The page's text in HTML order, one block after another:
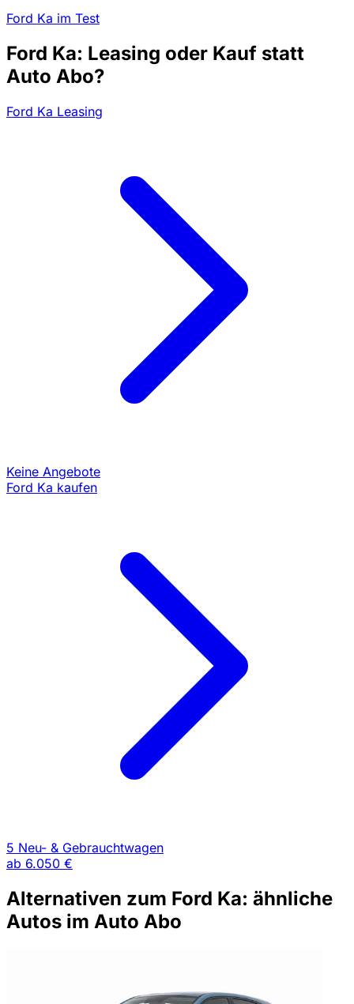
Ford Ka im Test
Ford Ka: Leasing oder Kauf statt
Auto Abo?
Ford Ka Leasing
Keine Angebote
Ford Ka kaufen
5 Neu- & Gebrauchtwagen
ab 6.050 €
Alternativen zum Ford Ka: ähnliche
Autos im Auto Abo